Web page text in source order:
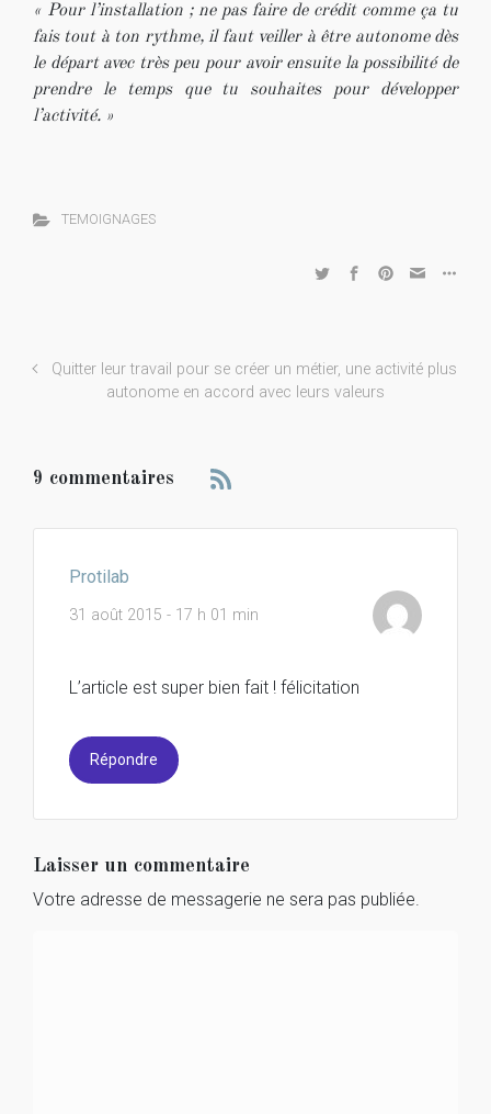
« Pour l’installation ; ne pas faire de crédit comme ça tu
fais tout à ton rythme, il faut veiller à être autonome dès
le départ avec très peu pour avoir ensuite la possibilité de
prendre le temps que tu souhaites pour développer
l’activité. »
TEMOIGNAGES
Quitter leur travail pour se créer un métier, une activité plus
autonome en accord avec leurs valeurs
9 commentaires
Protilab
31 août 2015 - 17 h 01 min
L’article est super bien fait ! félicitation
Répondre
Laisser un commentaire
Votre adresse de messagerie ne sera pas publiée.